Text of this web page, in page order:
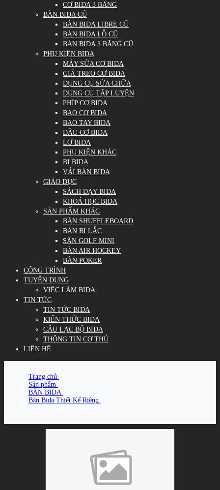
CƠ BIDA 3 BĂNG
BÀN BIDA CŨ
BÀN BIDA LIBRE CŨ
BÀN BIDA LỖ CŨ
BÀN BIDA 3 BĂNG CŨ
PHỤ KIỆN BIDA
MÁY SỬA CƠ BIDA
GIÁ TREO CƠ BIDA
DỤNG CỤ SỬA CHỮA
DỤNG CỤ TẬP LUYỆN
PHÍP CƠ BIDA
BAO CƠ BIDA
BAO TAY BIDA
ĐẦU CƠ BIDA
LƠ BIDA
PHỤ KIỆN KHÁC
BI BIDA
VẢI BÀN BIDA
GIÁO DỤC
SÁCH DẠY BIDA
KHOÁ HỌC BIDA
SẢN PHẨM KHÁC
BÀN SHUFFLEBOARD
BÀN BI LẮC
SÂN GOLF MINI
BÀN AIR HOCKEY
BÀN POKER
CÔNG TRÌNH
TUYỂN DỤNG
VIỆC LÀM BIDA
TIN TỨC
TIN TỨC BIDA
KIẾN THỨC BIDA
CÂU LẠC BỘ BIDA
THÔNG TIN CƠ THỦ
LIÊN HỆ
Trang chủ
Sản phẩm
BÀN BIDA
Bàn Bida Thiết Kế Riêng